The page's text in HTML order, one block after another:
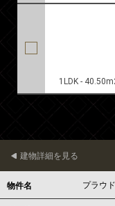
1LDK -
建物詳細を見る
物件名 プラウ